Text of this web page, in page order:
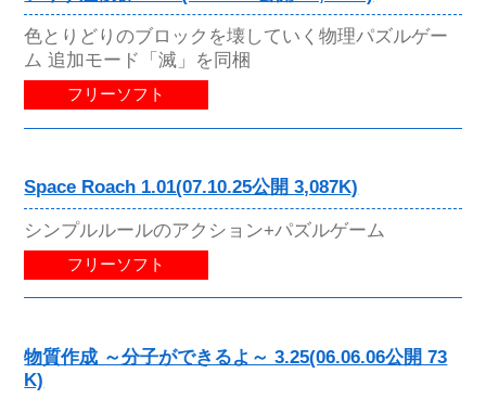
色とりどりのブロックを壊していく物理パズルゲー
ム 追加モード「滅」を同梱
フリーソフト
Space Roach 1.01(07.10.25公開 3,087K)
シンプルルールのアクション+パズルゲーム
フリーソフト
物質作成 ～分子ができるよ～ 3.25(06.06.06公開 73
K)